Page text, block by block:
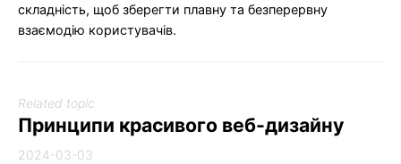
складність, щоб зберегти плавну та безперервну
взаємодію користувачів.
Related topic
Принципи красивого веб-дизайну
2024-03-03